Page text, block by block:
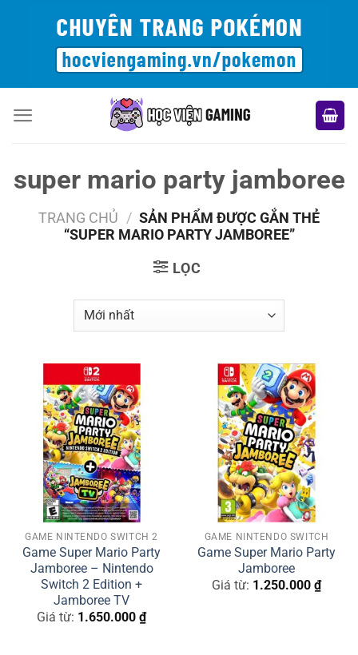
super mario party jamboree
TRANG CHỦ / SẢN PHẨM ĐƯỢC GẮN THẺ
“SUPER MARIO PARTY JAMBOREE”
LỌC
GAME NINTENDO SWITCH 2
Game Super Mario Party
Jamboree – Nintendo
Switch 2 Edition +
Jamboree TV
Giá từ: 1.650.000 ₫
GAME NINTENDO SWITCH
Game Super Mario Party
Jamboree
Giá từ: 1.250.000 ₫